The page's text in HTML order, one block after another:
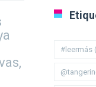
#leermás